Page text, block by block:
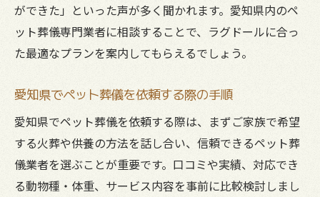
ができた」といった声が多く聞かれます。愛知県内のペ
ット葬儀専門業者に相談することで、ラグドールに合っ
た最適なプランを案内してもらえるでしょう。
愛知県でペット葬儀を依頼する際の手順
愛知県でペット葬儀を依頼する際は、まずご家族で希望
する火葬や供養の方法を話し合い、信頼できるペット葬
儀業者を選ぶことが重要です。口コミや実績、対応でき
る動物種・体重、サービス内容を事前に比較検討しまし